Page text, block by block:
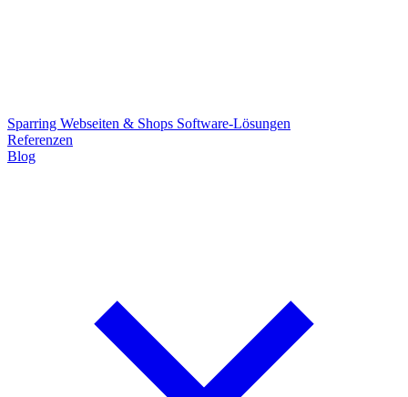
Sparring Webseiten & Shops Software-Lösungen
Referenzen
Blog